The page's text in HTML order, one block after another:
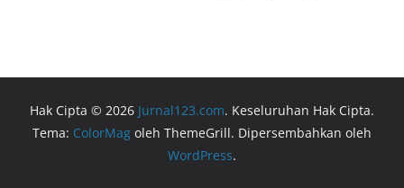
Hak Cipta © 2026 Jurnal123.com. Keseluruhan Hak Cipta.
Tema: ColorMag oleh ThemeGrill. Dipersembahkan oleh
WordPress.